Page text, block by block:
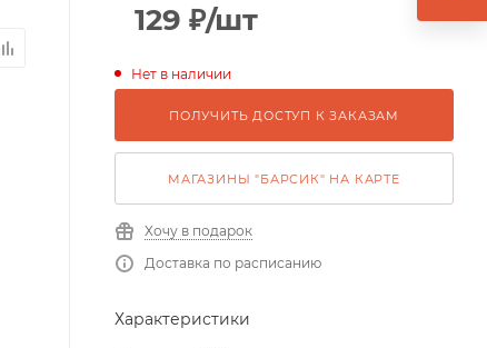
129 ₽/шт
Нет в наличии
ПОЛУЧИТЬ ДОСТУП К ЗАКАЗАМ
МАГАЗИНЫ "БАРСИК" НА КАРТЕ
Хочу в подарок
Доставка по расписанию
Характеристики